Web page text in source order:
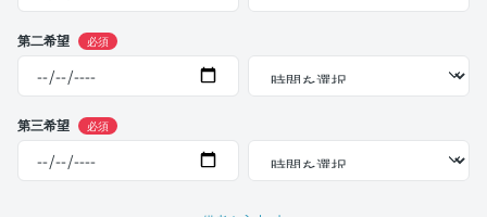
第二希望 必須
第三希望 必須